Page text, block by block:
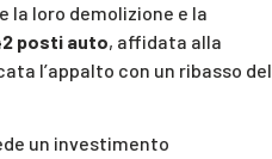
la loro demolizione e la
posti auto, affidata alla
l’appalto con un ribasso del
un investimento